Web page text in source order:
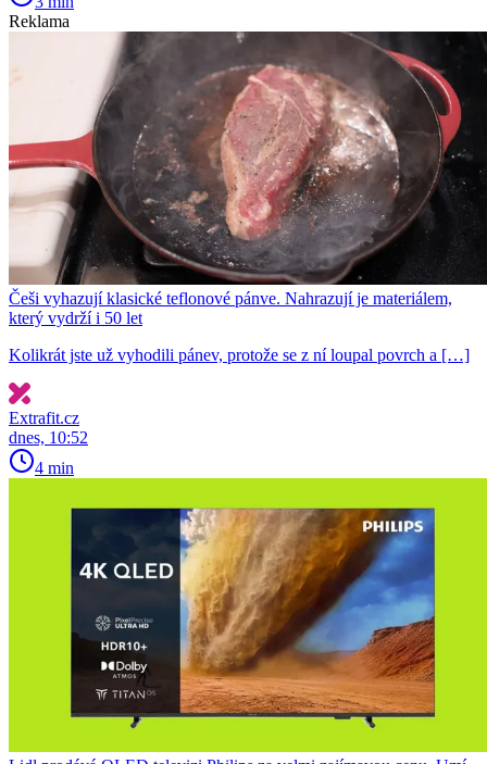
Reklama
Češi vyhazují klasické teflonové pánve. Nahrazují je materiálem,
který vydrží i 50 let
Kolikrát jste už vyhodili pánev, protože se z ní loupal povrch a […]
Extrafit.cz
dnes, 10:52
4 min